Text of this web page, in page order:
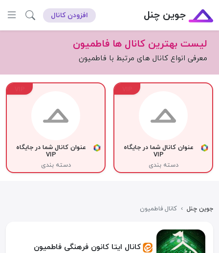
جوین چنل افزودن کانال
لیست بهترین کانال ها فاطمیون
معرفی انواع کانال های مرتبط با فاطمیون
عنوان کانال شما در جایگاه
VIP
دسته بندی
عنوان کانال شما در جایگاه
VIP
دسته بندی
جوین چنل › کانال فاطمیون
کانال ایتا کانون فرهنگی فاطمیون